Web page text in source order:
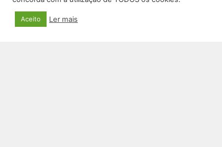
Aceito Ler mais